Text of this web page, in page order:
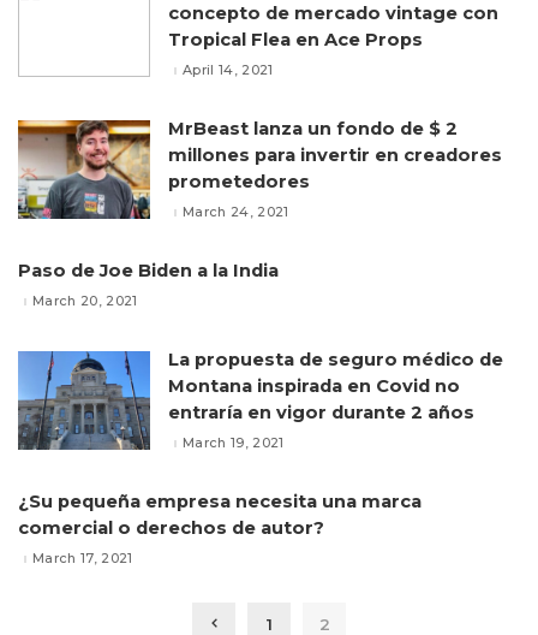
concepto de mercado vintage con
Tropical Flea en Ace Props
April 14, 2021
MrBeast lanza un fondo de $ 2
millones para invertir en creadores
prometedores
March 24, 2021
Paso de Joe Biden a la India
March 20, 2021
La propuesta de seguro médico de
Montana inspirada en Covid no
entraría en vigor durante 2 años
March 19, 2021
¿Su pequeña empresa necesita una marca
comercial o derechos de autor?
March 17, 2021
1 2